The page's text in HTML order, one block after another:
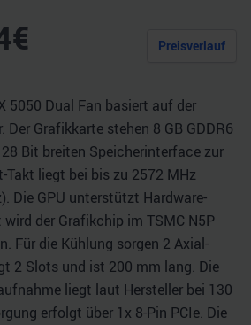
€ Preisverlauf
5050 Dual Fan basiert auf der
Grafikkarte stehen 8 GB GDDR6
Bit breiten Speicherinterface zur
Takt liegt bei bis zu 2572 MHz
Die GPU unterstützt Hardware-
der Grafikchip im TSMC N5P
Für die Kühlung sorgen 2 Axial-
2 Slots und ist 200 mm lang. Die
liegt laut Hersteller bei 130
erfolgt über 1x 8-Pin PCIe. Die